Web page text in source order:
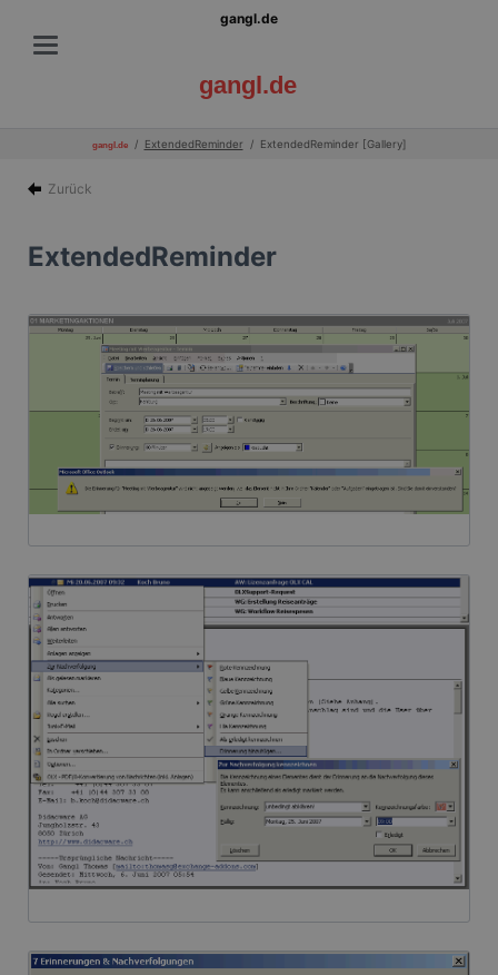
gangl.de
gangl.de
gangl.de ExtendedReminder ExtendedReminder [Gallery]
Zurück
ExtendedReminder